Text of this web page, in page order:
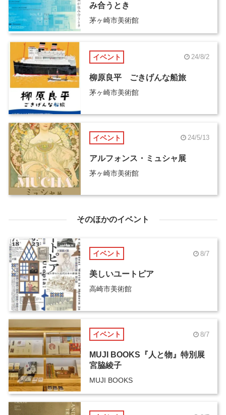
み合うとき
茅ヶ崎市美術館
イベント 24/8/2
柳原良平 ごきげんな船旅
茅ヶ崎市美術館
イベント 24/5/13
アルフォンス・ミュシャ展
茅ヶ崎市美術館
そのほかのイベント
イベント 8/7
美しいユートピア
高崎市美術館
イベント 8/7
MUJI BOOKS『人と物』特別展
宮脇綾子
MUJI BOOKS